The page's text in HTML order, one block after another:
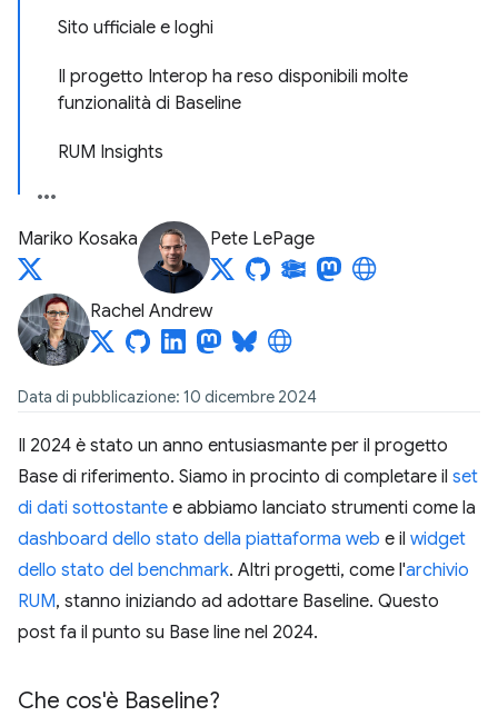
Sito ufficiale e loghi
Il progetto Interop ha reso disponibili molte
funzionalità di Baseline
RUM Insights
Mariko Kosaka Pete LePage
Rachel Andrew
Data di pubblicazione: 10 dicembre 2024
Il 2024 è stato un anno entusiasmante per il progetto
Base di riferimento. Siamo in procinto di completare il set
di dati sottostante e abbiamo lanciato strumenti come la
dashboard dello stato della piattaforma web e il widget
dello stato del benchmark. Altri progetti, come l'archivio
RUM, stanno iniziando ad adottare Baseline. Questo
post fa il punto su Base line nel 2024.
Che cos'è Baseline?